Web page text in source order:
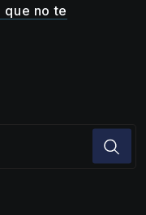
que no te